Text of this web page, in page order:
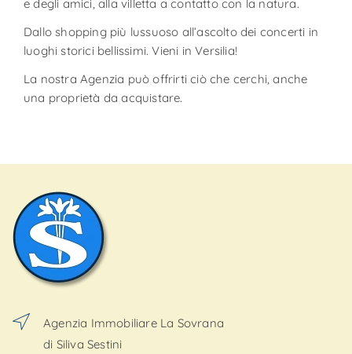
e degli amici, alla villetta a contatto con la natura.
Dallo shopping più lussuoso all’ascolto dei concerti in
luoghi storici bellissimi. Vieni in Versilia!
La nostra Agenzia può offrirti ciò che cerchi, anche
una proprietà da acquistare.
Agenzia Immobiliare La Sovrana
di Siliva Sestini